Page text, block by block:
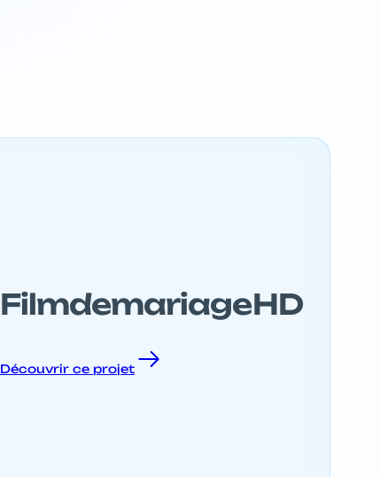
FilmdemariageHD
Découvrir ce projet